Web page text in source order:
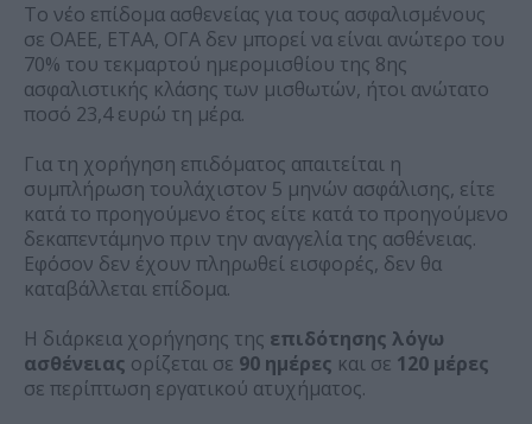
Το νέο επίδομα ασθενείας για τους ασφαλισμένους
σε ΟΑΕΕ, ΕΤΑΑ, ΟΓΑ δεν μπορεί να είναι ανώτερο του
70% του τεκμαρτού ημερομισθίου της 8ης
ασφαλιστικής κλάσης των μισθωτών, ήτοι ανώτατο
ποσό 23,4 ευρώ τη μέρα.
Για τη χορήγηση επιδόματος απαιτείται η
συμπλήρωση τουλάχιστον 5 μηνών ασφάλισης, είτε
κατά το προηγούμενο έτος είτε κατά το προηγούμενο
δεκαπεντάμηνο πριν την αναγγελία της ασθένειας.
Εφόσον δεν έχουν πληρωθεί εισφορές, δεν θα
καταβάλλεται επίδομα.
Η διάρκεια χορήγησης της επιδότησης λόγω
ασθένειας ορίζεται σε 90 ημέρες και σε 120 μέρες
σε περίπτωση εργατικού ατυχήματος.